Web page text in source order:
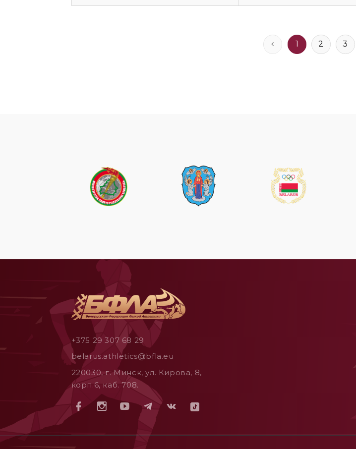
1 2 3
+375 29 307 68 29
belarus.athletics@bfla.eu
220030, г. Минск, ул. Кирова, 8,
корп.6, каб. 708.